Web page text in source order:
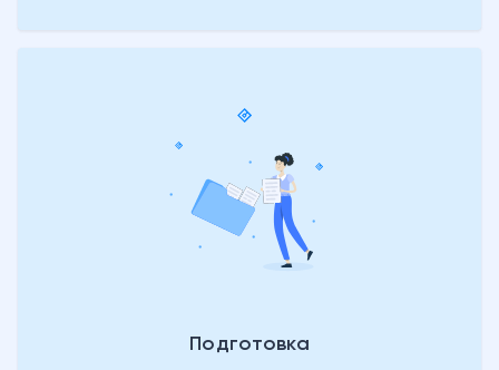
Подготовка